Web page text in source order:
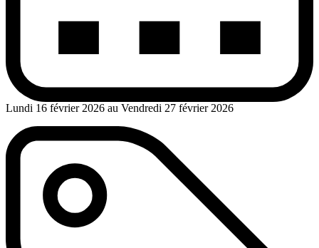
Lundi 16 février 2026 au Vendredi 27 février 2026